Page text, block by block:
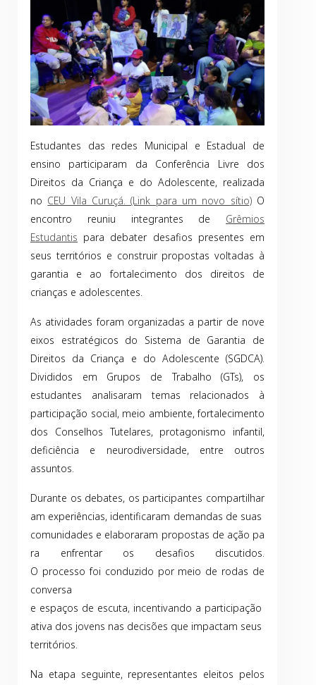
Estudantes das redes Municipal e Estadual de
ensino participaram da Conferência Livre dos
Direitos da Criança e do Adolescente, realizada
no CEU Vila Curuçá. (Link para um novo sítio)O
encontro reuniu integrantes de Grêmios
Estudantis para debater desafios presentes em
seus territórios e construir propostas voltadas à
garantia e ao fortalecimento dos direitos de
crianças e adolescentes.
As atividades foram organizadas a partir de nove
eixos estratégicos do Sistema de Garantia de
Direitos da Criança e do Adolescente (SGDCA).
Divididos em Grupos de Trabalho (GTs), os
estudantes analisaram temas relacionados à
participação social, meio ambiente, fortalecimento
dos Conselhos Tutelares, protagonismo infantil,
deficiência e neurodiversidade, entre outros
assuntos.
Durante os debates, os participantes compartilhar
am experiências, identificaram demandas de suas
comunidades e elaboraram propostas de ação pa
ra enfrentar os desafios discutidos.
O processo foi conduzido por meio de rodas de
conversa
e espaços de escuta, incentivando a participação
ativa dos jovens nas decisões que impactam seus
territórios.
Na etapa seguinte, representantes eleitos pelos